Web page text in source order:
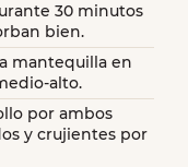
30 minutos
bien.
mantequilla en
alto.
por ambos
y crujientes por